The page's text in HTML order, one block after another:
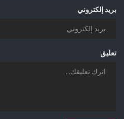
بريد إلكتروني
تعليق